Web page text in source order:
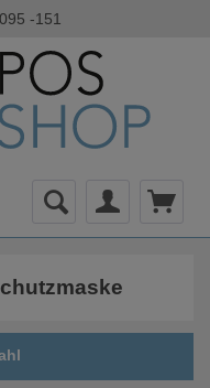
-151